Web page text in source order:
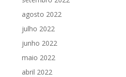
agosto 2022
julho 2022
junho 2022
maio 2022
abril 2022